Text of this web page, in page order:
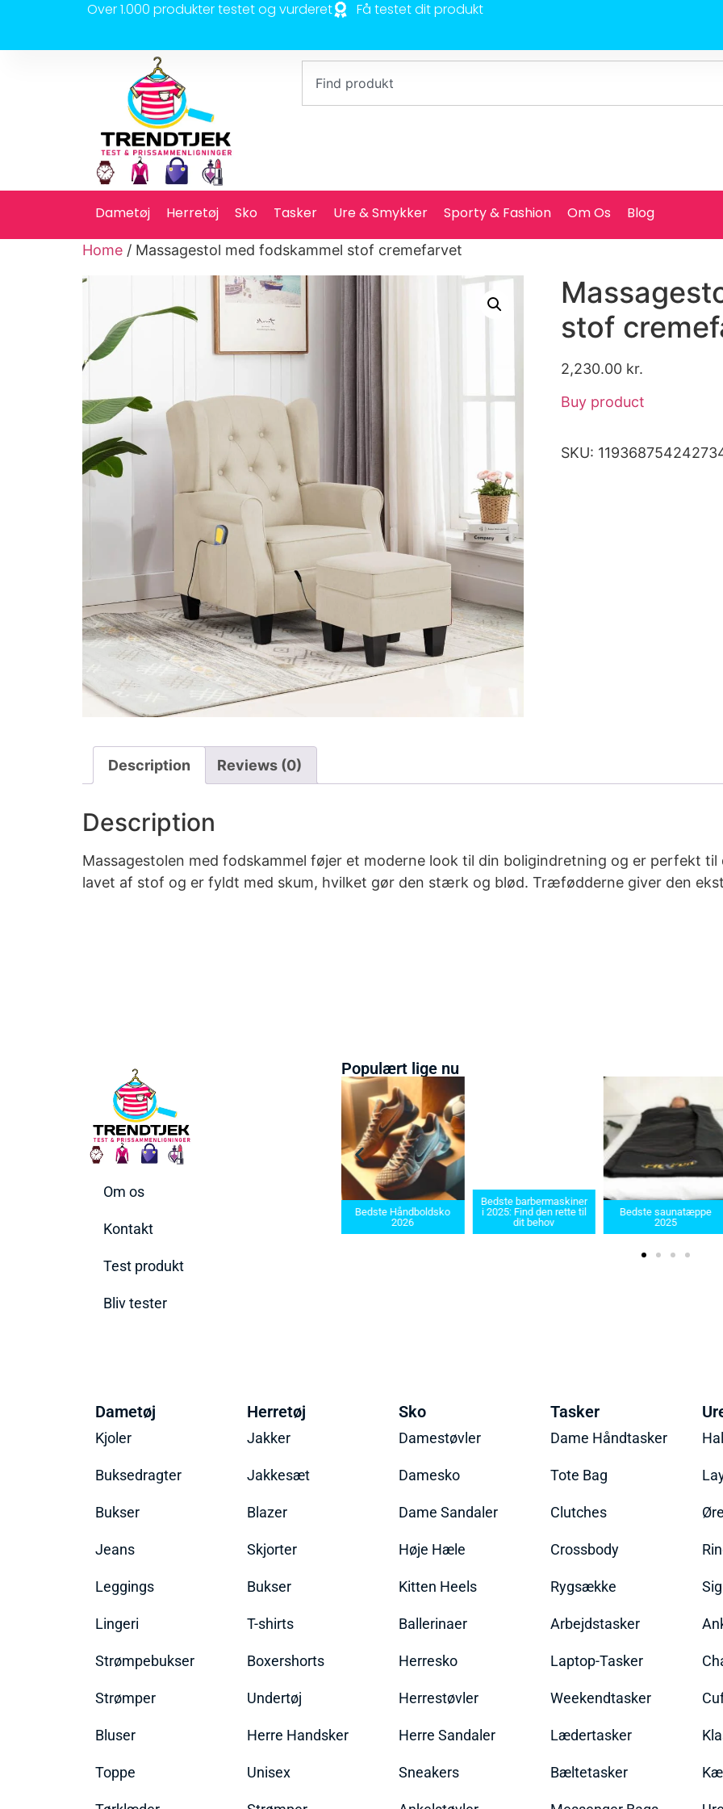
Over 1.000 produkter testet og vurderet Få testet dit produkt
Dametøj Herretøj Sko Tasker Ure & Smykker Sporty & Fashion Om Os Blog
Home / Massagestol med fodskammel stof cremefarvet
stof
2,230.00 kr.
Buy product
SKU:
Description Reviews (0)
Description
Massagestolen med fodskammel føjer et moderne look til din boligindretning og er perfekt til
lavet af stof og er fyldt med skum, hvilket gør den stærk og blød. Træfødderne giver den
Om os
Kontakt
Test produkt
Bliv tester
Populært lige nu
2025
Bedste Håndboldsko
2026
Bedste barbermaskiner
i 2025: Find den rette til
dit behov
Bedste saunatæppe
2025
Dametøj
Kjoler
Buksedragter
Bukser
Jeans
Leggings
Lingeri
Strømpebukser
Strømper
Bluser
Toppe
Herretøj
Jakker
Jakkesæt
Blazer
Skjorter
Bukser
T-shirts
Boxershorts
Undertøj
Herre Handsker
Unisex
Sko
Damestøvler
Damesko
Dame Sandaler
Høje Hæle
Kitten Heels
Ballerinaer
Herresko
Herrestøvler
Herre Sandaler
Sneakers
Tasker
Dame Håndtasker
Tote Bag
Clutches
Crossbody
Rygsække
Arbejdstasker
Laptop-Tasker
Weekendtasker
Lædertasker
Bæltetasker